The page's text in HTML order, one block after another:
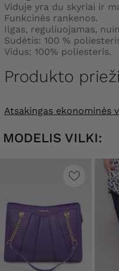
Viduje yra du skyriai ir
Funkcinės rankenos.
Ilgas, reguliuojamas,
Sudėtis: 100 %
Vidus: 100% poliesteris.
Produkto
Atsakingas ekonominės
MODELIS VILKI: